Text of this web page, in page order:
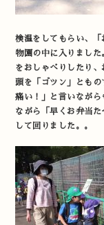
検温をしてもらい、
物園の中に入りまし
をおしゃべりしたり
頭を「ゴツン」ともの
痛い！」と言いなが
ながら「早くお弁当
して回りました。。